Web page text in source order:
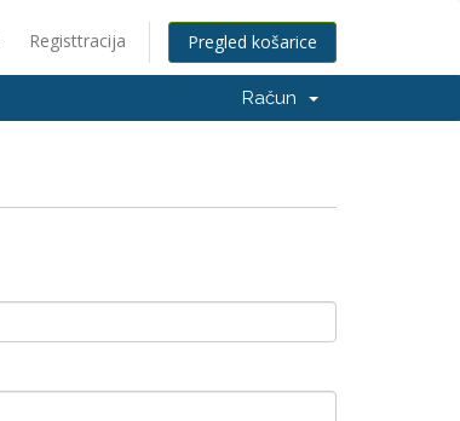
Registtracija Pregled košarice
Račun